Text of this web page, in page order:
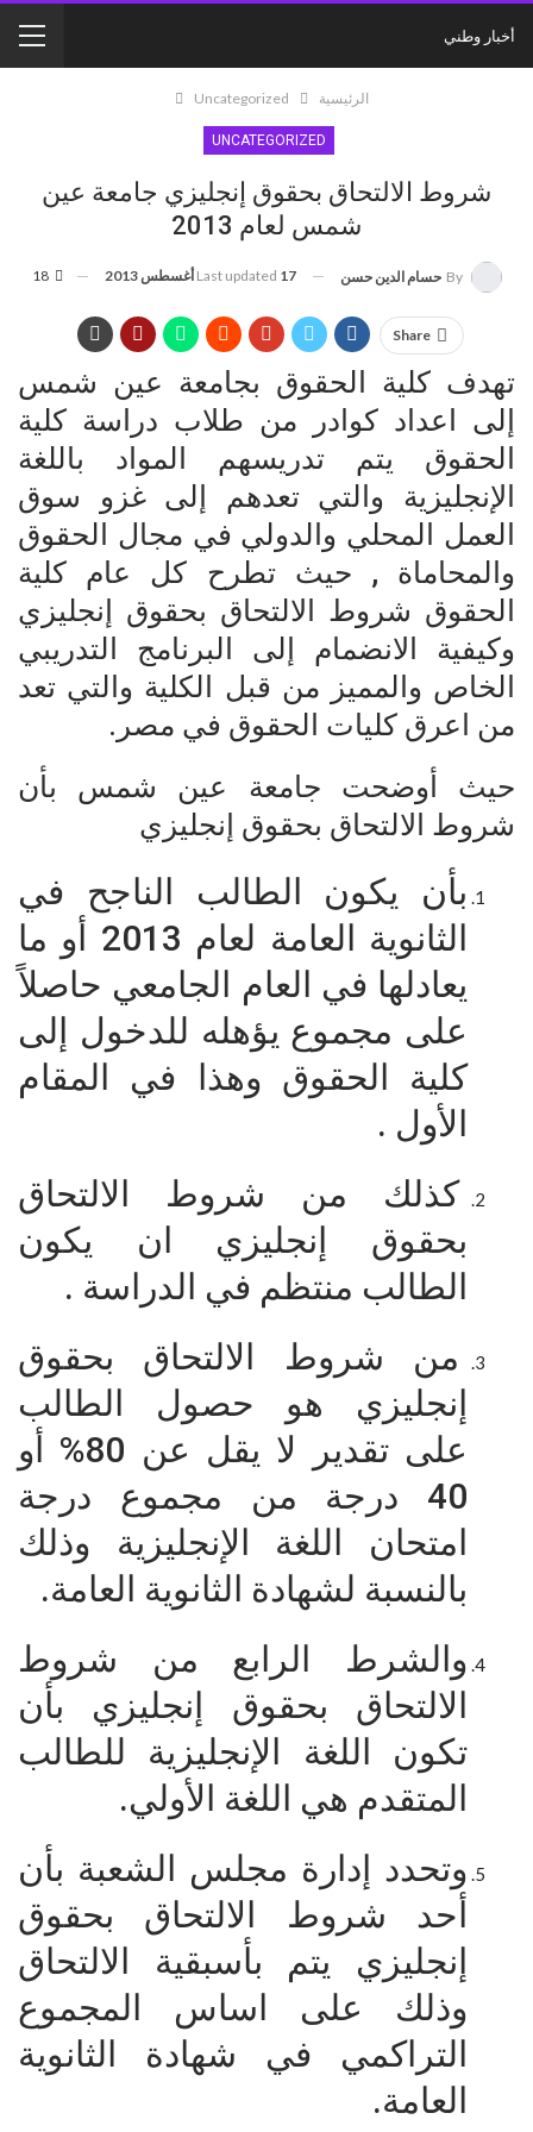
أخبار وطني
الرئيسية Uncategorized
UNCATEGORIZED
شروط الالتحاق بحقوق إنجليزي جامعة عين
شمس لعام 2013
By حسام الدين حسن Last updated 17 أغسطس 2013 18
Share
تهدف كلية الحقوق بجامعة عين شمس
إلى اعداد كوادر من طلاب دراسة كلية
الحقوق يتم تدريسهم المواد باللغة
الإنجليزية والتي تعدهم إلى غزو سوق
العمل المحلي والدولي في مجال الحقوق
والمحاماة , حيث تطرح كل عام كلية
الحقوق شروط الالتحاق بحقوق إنجليزي
وكيفية الانضمام إلى البرنامج التدريبي
الخاص والمميز من قبل الكلية والتي تعد
من اعرق كليات الحقوق في مصر.
حيث أوضحت جامعة عين شمس بأن
شروط الالتحاق بحقوق إنجليزي
بأن يكون الطالب الناجح في
الثانوية العامة لعام 2013 أو ما
يعادلها في العام الجامعي حاصلاً
على مجموع يؤهله للدخول إلى
كلية الحقوق وهذا في المقام
الأول .
كذلك من شروط الالتحاق
بحقوق إنجليزي ان يكون
الطالب منتظم في الدراسة .
من شروط الالتحاق بحقوق
إنجليزي هو حصول الطالب
على تقدير لا يقل عن 80% أو
40 درجة من مجموع درجة
امتحان اللغة الإنجليزية وذلك
بالنسبة لشهادة الثانوية العامة.
والشرط الرابع من شروط
الالتحاق بحقوق إنجليزي بأن
تكون اللغة الإنجليزية للطالب
المتقدم هي اللغة الأولي.
وتحدد إدارة مجلس الشعبة بأن
أحد شروط الالتحاق بحقوق
إنجليزي يتم بأسبقية الالتحاق
وذلك على اساس المجموع
التراكمي في شهادة الثانوية
العامة.